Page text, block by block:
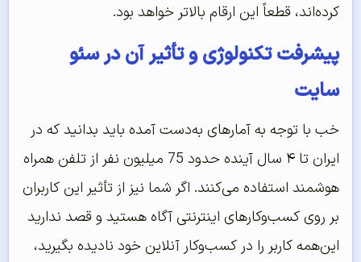
کرده‌اند، قطعاً این ارقام بالاتر خواهد بود.
پیشرفت تکنولوژی و تأثیر آن در سئو
سایت
خب با توجه به آمارهای به‌دست آمده باید بدانید که در
ایران تا ۴ سال آینده حدود 75 میلیون نفر از تلفن همراه
هوشمند استفاده می‌کنند. اگر شما نیز از تأثیر این کاربران
بر روی کسب‌وکارهای اینترنتی آگاه هستید و قصد ندارید
این‌همه کاربر را در کسب‌وکار آنلاین خود نادیده بگیرید،